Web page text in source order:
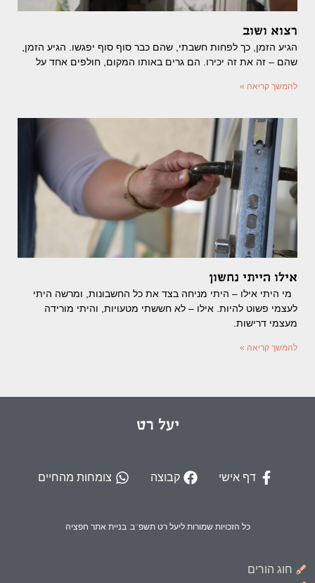
רצוא ושוב
הגיע הזמן, כך לפחות חשבתי, שהם כבר סוף סוף יפגשו. הגיע הזמן,
שהם – זה את זה יכירו. הם גרים באותו המקום, חולפים אחד על
להמשך קריאה »
אילו הייתי נחשון
מי היתי אילו – היתי מניחה בצד את כל החשבונות, ומרשה היתי
לעצמי פשוט להיות. אילו – לא חששתי מטעויות, והיתי מורידה
מעצמי דרישות.
להמשך קריאה »
יעל רט
דף אישי קבוצה צומחות מהחיים
כל הזכויות שמורות ליעל רט תשפ"ב. בניית אתר חפציה
חוג הורים